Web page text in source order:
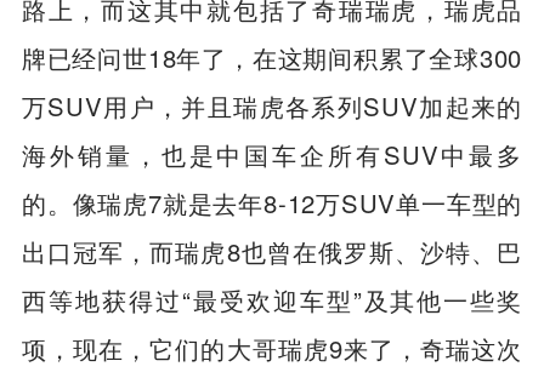
路上，而这其中就包括了奇瑞瑞虎，瑞虎品
牌已经问世18年了，在这期间积累了全球300
万SUV用户，并且瑞虎各系列SUV加起来的
海外销量，也是中国车企所有SUV中最多
的。像瑞虎7就是去年8-12万SUV单一车型的
出口冠军，而瑞虎8也曾在俄罗斯、沙特、巴
西等地获得过“最受欢迎车型”及其他一些奖
项，现在，它们的大哥瑞虎9来了，奇瑞这次